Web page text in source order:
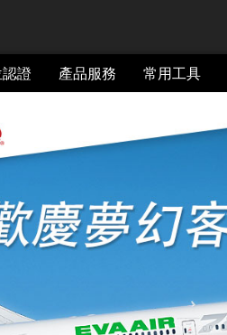
證 產品服務 常用工具